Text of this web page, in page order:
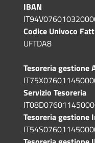
IBAN
Codice Univoco
UFTDA8
Tesoreria gestione
Servizio Tesoreria
Tesoreria gestione